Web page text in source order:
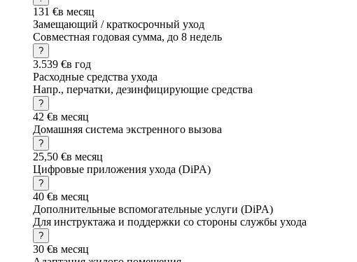
131 €в месяц
Замещающий / краткосрочный уход
Совместная годовая сумма, до 8 недель
?
3.539 €в год
Расходные средства ухода
Напр., перчатки, дезинфицирующие средства
?
42 €в месяц
Домашняя система экстренного вызова
?
25,50 €в месяц
Цифровые приложения ухода (DiPA)
?
40 €в месяц
Дополнительные вспомогательные услуги (DiPA)
Для инструктажа и поддержки со стороны службы ухода
?
30 €в месяц